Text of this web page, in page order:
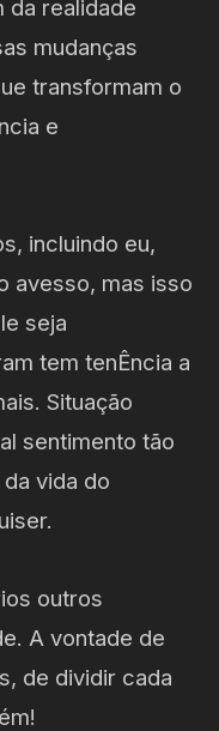
da realidade
mudanças
transformam o
e
incluindo eu,
avesso, mas isso
seja
tem tenÊncia a
Situação
sentimento tão
vida do
outros
A vontade de
de dividir cada